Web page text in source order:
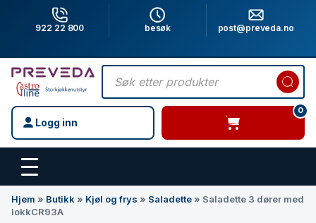
922 22 800 besøk post@preveda.no
Products
search
Logg inn
0
varer i handlevogn
Hovedinnhold
Hjem » Butikk » Kjøl og frys » Saladette» Saladette 3 dører med
lokkCR93A